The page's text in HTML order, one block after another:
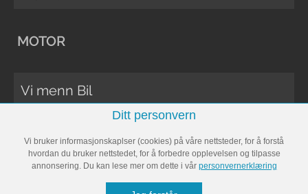
MOTOR
Vi menn Bil
Vi Menn Båt
Ditt personvern
Vi bruker informasjonskaplser (cookies) på våre nettsteder, for å forstå
hvordan du bruker nettstedet, for å forbedre opplevelsen og tilpasse
annonsering. Du kan lese mer om dette i vår personvernerklæring